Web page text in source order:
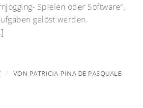
Spielen oder Software“,
gelöst werden.
/ VON PATRICIA-PINA DE PASQUALE-